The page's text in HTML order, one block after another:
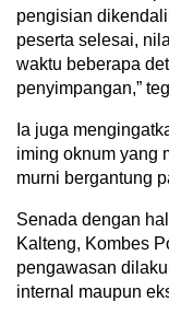
pengisian
peserta selesai,
waktu beberapa
penyimpangan,”
Ia juga
iming oknum yang
murni bergantung
Senada dengan
Kalteng, Kombes
pengawasan
internal maupun